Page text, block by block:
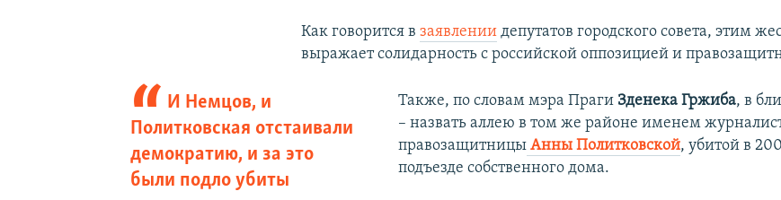
Как говорится взаявлении депутатов городского совета, этим
выражает солидарность с российской оппозицией и
И Немцов, и
Политковская отстаивали
демократию, и за это
были подло убиты
Также, по словам мэра Праги Зденека Гржиба, в
– назвать аллею в том же районе именем
правозащитницы Анны Политковской, убитой в
подъезде собственного дома.